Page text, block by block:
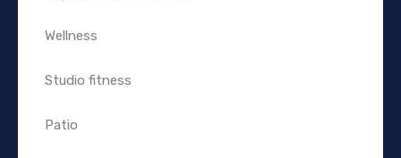
Wellness
Studio fitness
Patio